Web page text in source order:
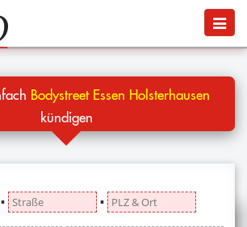
kündigen
Menü
Bodystreet Essen Holsterhausen
kündigen
▪ ▪